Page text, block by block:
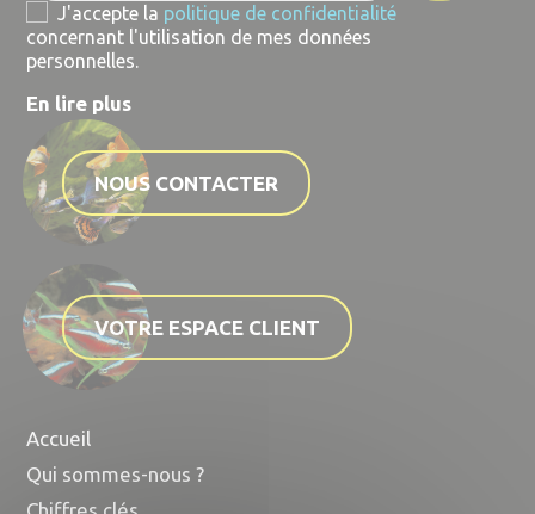
J'accepte la politique de confidentialité
concernant l'utilisation de mes données
personnelles.
En lire plus
NOUS CONTACTER
VOTRE ESPACE CLIENT
Accueil
Qui sommes-nous ?